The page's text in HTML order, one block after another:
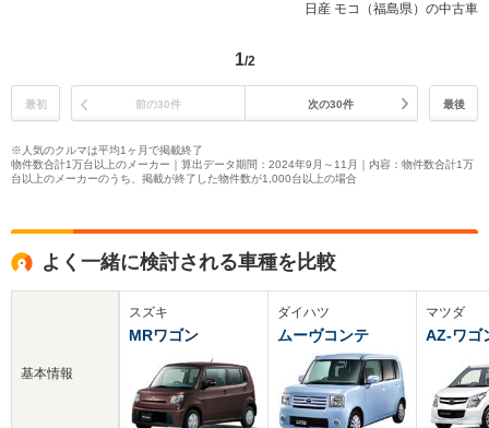
日産 モコ（福島県）の中古車
1/2
最初 前の30件 次の30件 最後
※人気のクルマは平均1ヶ月で掲載終了
物件数合計1万台以上のメーカー｜算出データ期間：2024年9月～11月｜内容：物件数合計1万
台以上のメーカーのうち、掲載が終了した物件数が1,000台以上の場合
よく一緒に検討される車種を比較
基本情報
スズキ
MRワゴン
ダイハツ
ムーヴコンテ
マツダ
AZ-ワゴ